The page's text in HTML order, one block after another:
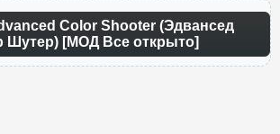
Color Shooter (Эдвансед
Шутер) [МОД Все открыто]